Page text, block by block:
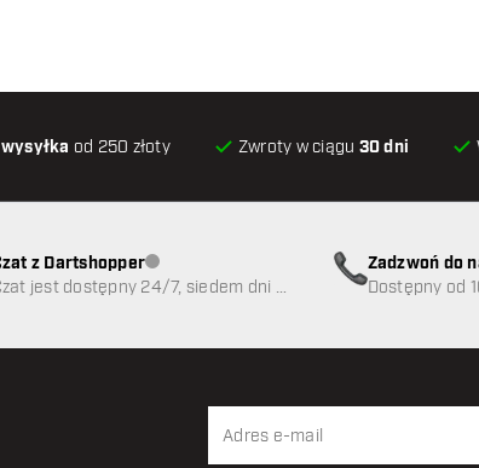
od 250 złoty Zwroty w ciągu 30 dni
z DartshopperObsługa klienta niedostępna
jest dostępny 24/7, siedem dni w
Zadzwoń do
89
Dostępny od